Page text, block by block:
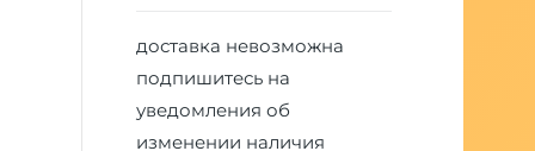
доставка невозможна
подпишитесь на
уведомления об
изменении наличия